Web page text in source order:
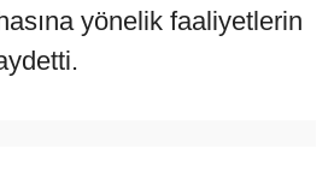
yönelik faaliyetlerin